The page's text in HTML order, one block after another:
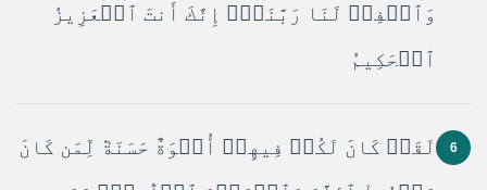
وَٱغۡفِرۡ لَنَا رَبَّنَآۖ إِنَّكَ أَنتَ ٱلۡعَزِيزُ
ٱلۡحَكِيمُ
6
لَقَدۡ كَانَ لَكُمۡ فِيهِمۡ أُسۡوَةٌ حَسَنَةٞ لِّمَن كَانَ